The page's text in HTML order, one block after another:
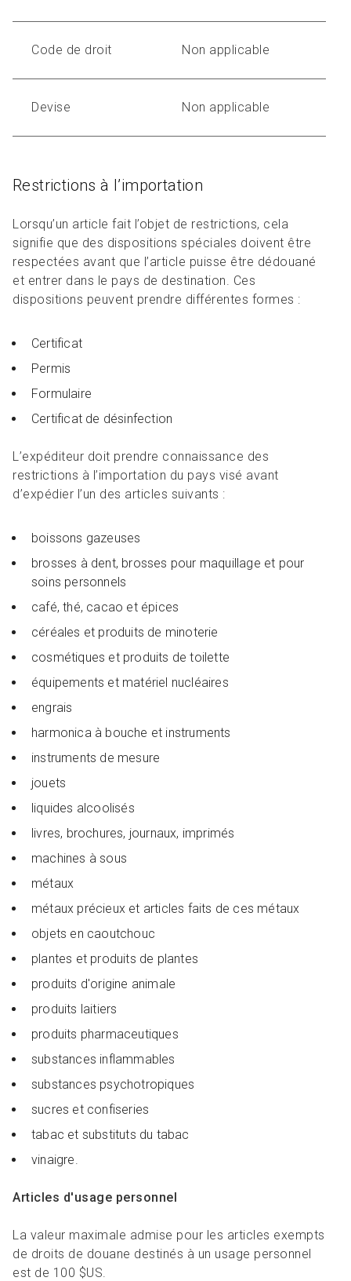
Code de droit Non applicable
Devise Non applicable
Restrictions à l’importation
Lorsqu’un article fait l’objet de restrictions, cela
signifie que des dispositions spéciales doivent être
respectées avant que l’article puisse être dédouané
et entrer dans le pays de destination. Ces
dispositions peuvent prendre différentes formes :
Certificat
Permis
Formulaire
Certificat de désinfection
L’expéditeur doit prendre connaissance des
restrictions à l’importation du pays visé avant
d’expédier l’un des articles suivants :
boissons gazeuses
brosses à dent, brosses pour maquillage et pour
soins personnels
café, thé, cacao et épices
céréales et produits de minoterie
cosmétiques et produits de toilette
équipements et matériel nucléaires
engrais
harmonica à bouche et instruments
instruments de mesure
jouets
liquides alcoolisés
livres, brochures, journaux, imprimés
machines à sous
métaux
métaux précieux et articles faits de ces métaux
objets en caoutchouc
plantes et produits de plantes
produits d'origine animale
produits laitiers
produits pharmaceutiques
substances inflammables
substances psychotropiques
sucres et confiseries
tabac et substituts du tabac
vinaigre.
Articles d'usage personnel
La valeur maximale admise pour les articles exempts
de droits de douane destinés à un usage personnel
est de 100 $US.